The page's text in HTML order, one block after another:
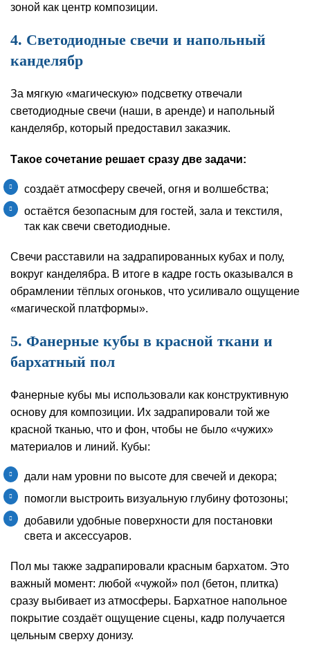
зоной как центр композиции.
4. Светодиодные свечи и напольный
канделябр
За мягкую «магическую» подсветку отвечали
светодиодные свечи (наши, в аренде) и напольный
канделябр, который предоставил заказчик.
Такое сочетание решает сразу две задачи:
создаёт атмосферу свечей, огня и волшебства;
остаётся безопасным для гостей, зала и текстиля,
так как свечи светодиодные.
Свечи расставили на задрапированных кубах и полу,
вокруг канделябра. В итоге в кадре гость оказывался в
обрамлении тёплых огоньков, что усиливало ощущение
«магической платформы».
5. Фанерные кубы в красной ткани и
бархатный пол
Фанерные кубы мы использовали как конструктивную
основу для композиции. Их задрапировали той же
красной тканью, что и фон, чтобы не было «чужих»
материалов и линий. Кубы:
дали нам уровни по высоте для свечей и декора;
помогли выстроить визуальную глубину фотозоны;
добавили удобные поверхности для постановки
света и аксессуаров.
Пол мы также задрапировали красным бархатом. Это
важный момент: любой «чужой» пол (бетон, плитка)
сразу выбивает из атмосферы. Бархатное напольное
покрытие создаёт ощущение сцены, кадр получается
цельным сверху донизу.